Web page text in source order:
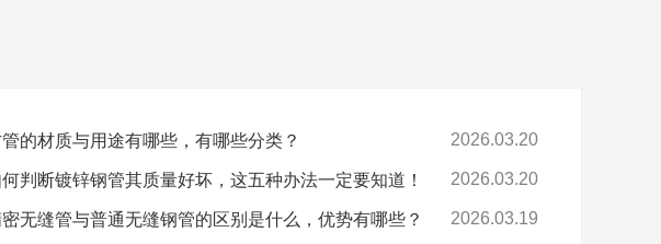
的材质与用途有哪些，有哪些分类？ 2026.03.20
判断镀锌钢管其质量好坏，这五种办法一定要知道！ 2026.03.20
无缝管与普通无缝钢管的区别是什么，优势有哪些？ 2026.03.19